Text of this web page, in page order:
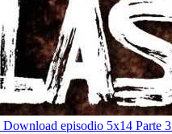
Download episodio 5x14 Parte 3